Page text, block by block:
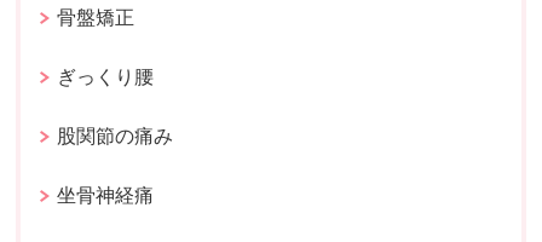
骨盤矯正
ぎっくり腰
股関節の痛み
坐骨神経痛